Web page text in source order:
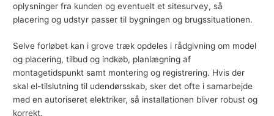
oplysninger fra kunden og eventuelt et sitesurvey, så
placering og udstyr passer til bygningen og brugssituationen.
Selve forløbet kan i grove træk opdeles i rådgivning om model
og placering, tilbud og indkøb, planlægning af
montagetidspunkt samt montering og registrering. Hvis der
skal el-tilslutning til udendørsskab, sker det ofte i samarbejde
med en autoriseret elektriker, så installationen bliver robust og
korrekt.